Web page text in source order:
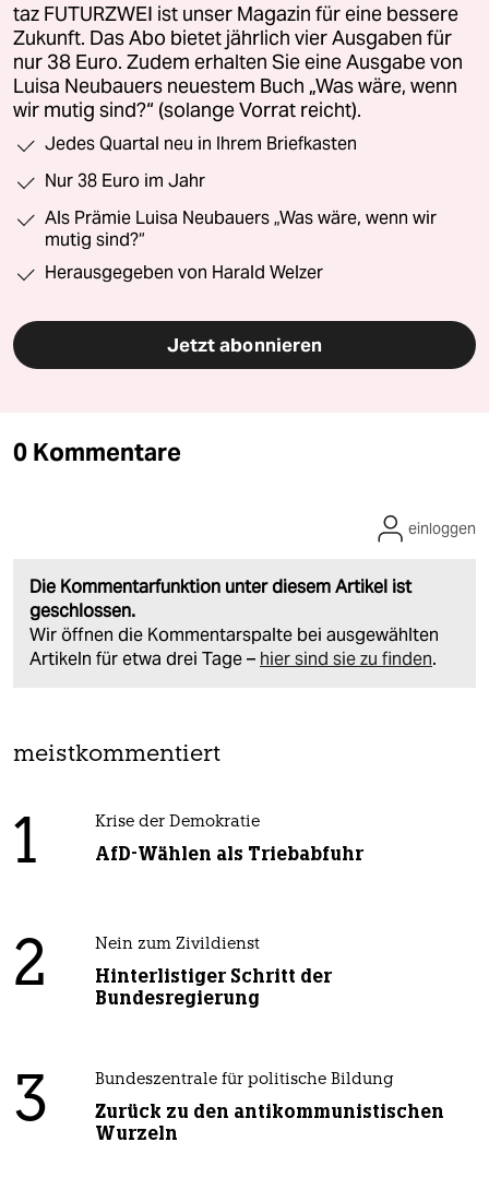
taz FUTURZWEI ist unser Magazin für eine bessere
Zukunft. Das Abo bietet jährlich vier Ausgaben für
nur 38 Euro. Zudem erhalten Sie eine Ausgabe von
Luisa Neubauers neuestem Buch „Was wäre, wenn
wir mutig sind?“ (solange Vorrat reicht).
Jedes Quartal neu in Ihrem Briefkasten
Nur 38 Euro im Jahr
Als Prämie Luisa Neubauers „Was wäre, wenn wir
mutig sind?“
Herausgegeben von Harald Welzer
Jetzt abonnieren
0 Kommentare
Die Kommentarfunktion unter diesem Artikel ist
geschlossen.
Wir öffnen die Kommentarspalte bei ausgewählten
Artikeln für etwa drei Tage – hier sind sie zu finden.
einloggen
meistkommentiert
1 Krise der Demokratie
AfD-Wählen als Triebabfuhr
2 Nein zum Zivildienst
Hinterlistiger Schritt der
Bundesregierung
3 Bundeszentrale für politische Bildung
Zurück zu den antikommunistischen
Wurzeln